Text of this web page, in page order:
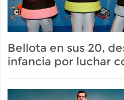
Bellota en sus 20,
infancia por luchar